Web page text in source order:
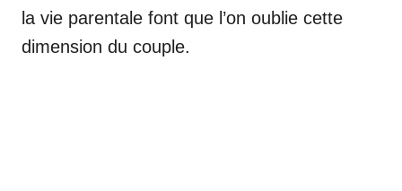
la vie parentale font que l’on oublie cette
dimension du couple.